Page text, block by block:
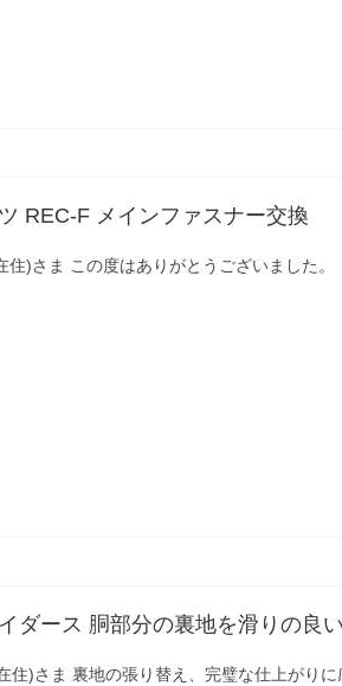
REC-F メインファスナー交換
住)さま この度はありがとうございました。
ダース 胴部分の裏地を滑りの良
住)さま 裏地の張り替え、完璧な仕上がり